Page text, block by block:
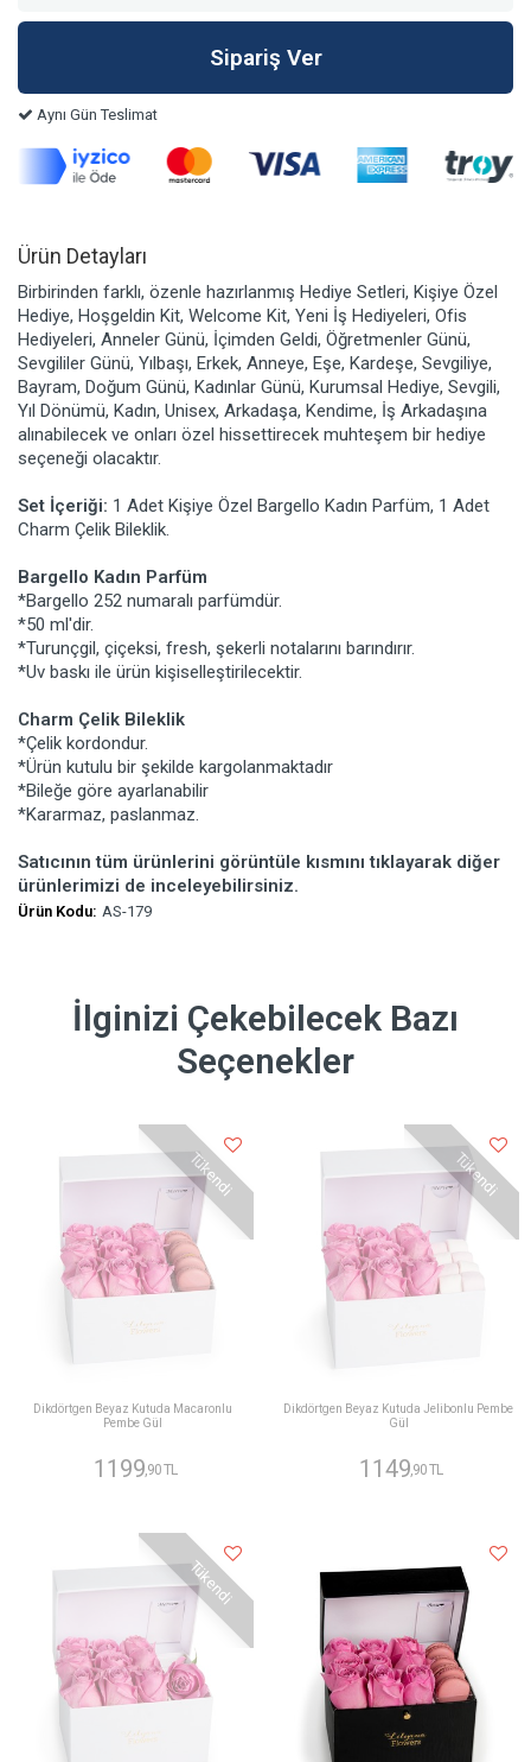
Aynı Gün Teslimat
Ürün Detayları
Birbirinden farklı, özenle hazırlanmış Hediye Setleri, Kişiye Özel
Hediye, Hoşgeldin Kit, Welcome Kit, Yeni İş Hediyeleri, Ofis
Hediyeleri, Anneler Günü, İçimden Geldi, Öğretmenler Günü,
Sevgililer Günü, Yılbaşı, Erkek, Anneye, Eşe, Kardeşe, Sevgiliye,
Bayram, Doğum Günü, Kadınlar Günü, Kurumsal Hediye, Sevgili,
Yıl Dönümü, Kadın, Unisex, Arkadaşa, Kendime, İş Arkadaşına
alınabilecek ve onları özel hissettirecek muhteşem bir hediye
seçeneği olacaktır.
Set İçeriği: 1 Adet Kişiye Özel Bargello Kadın Parfüm, 1 Adet
Charm Çelik Bileklik.
Bargello Kadın Parfüm
*Bargello 252 numaralı parfümdür.
*50 ml'dir.
*Turunçgil, çiçeksi, fresh, şekerli notalarını barındırır.
*Uv baskı ile ürün kişiselleştirilecektir.
Charm Çelik Bileklik
*Çelik kordondur.
*Ürün kutulu bir şekilde kargolanmaktadır
*Bileğe göre ayarlanabilir
*Kararmaz, paslanmaz.
Satıcının tüm ürünlerini görüntüle kısmını tıklayarak diğer
ürünlerimizi de inceleyebilirsiniz.
Ürün Kodu: AS-179
İlginizi Çekebilecek Bazı
Seçenekler
Tükendi
Dikdörtgen Beyaz Kutuda Macaronlu
Pembe Gül
1199,90 TL
Tükendi
Dikdörtgen Beyaz Kutuda Jelibonlu Pembe
Gül
1149,90 TL
Tükendi